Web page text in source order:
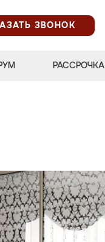
ЗВОНОК
РАССРОЧКА